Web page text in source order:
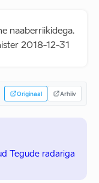
naaberriikidega.
2018-12-31
Originaal Arhiiv
Tegude radariga